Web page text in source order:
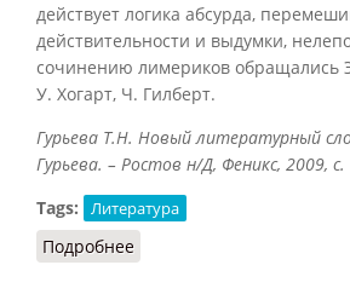
действует логика абсурда,
действительности и выдумки,
сочинению лимериков обращались
У. Хогарт, Ч. Гилберт.
Гурьева Т.Н. Новый литературный
Гурьева. – Ростов н/Д, Феникс, 2009, с.
Tags:
Литература
Подробнее